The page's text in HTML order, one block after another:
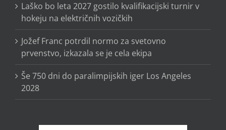
Laško bo leta 2027 gostilo kvalifikacijski turnir v
hokeju na električnih vozičkih
Jožef Franc potrdil normo za svetovno
prvenstvo, izkazala se je cela ekipa
Še 750 dni do paralimpijskih iger Los Angeles
2028